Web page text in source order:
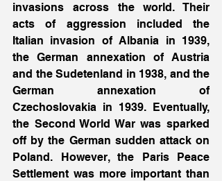
invasions across the world. Their
acts of aggression included the
Italian invasion of Albania in 1939,
the German annexation of Austria
and the Sudetenland in 1938, and the
German annexation of
Czechoslovakia in 1939. Eventually,
the Second World War was sparked
off by the German sudden attack on
Poland. However, the Paris Peace
Settlement was more important than